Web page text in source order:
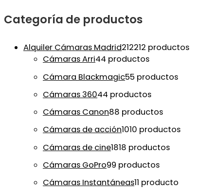
Categoría de productos
Alquiler Cámaras Madrid212212 productos
Cámaras Arri44 productos
Cámara Blackmagic55 productos
Cámaras 36044 productos
Cámaras Canon88 productos
Cámaras de acción1010 productos
Cámaras de cine1818 productos
Cámaras GoPro99 productos
Cámaras Instantáneas11 producto